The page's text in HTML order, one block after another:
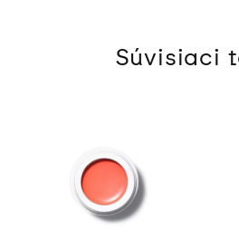
Súvisiaci